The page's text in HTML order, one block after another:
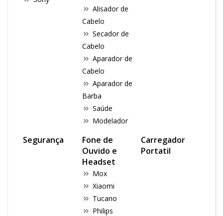
Alisador de
Cabelo
Secador de
Cabelo
Aparador de
Cabelo
Aparador de
Barba
Saúde
Modelador
Segurança
Fone de
Ouvido e
Headset
Mox
Xiaomi
Tucano
Philips
Carregador
Portatil